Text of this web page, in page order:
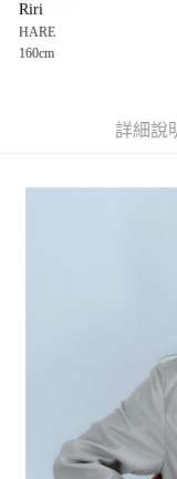
1.本服務由台灣大哥大提
2.付款方式選擇「大哥付
3.實際核准額度、可分
4.訂單成立30分鐘內，
1.分期款項不併入電信
2.透過簡訊連結打開帳
帳／街口支付／iPASS
1.本服務係由「台灣大
用戶於交易時，得透過
買賣價金債權讓與本公
2.基於同意付款使用「
資料（包含姓名、電話
由本公司與您本人進行
3.完整用戶服務條款，請
AFTEE先享後付
３．安心：先確認商品
【「AFTEE先享後付」結
１．於結帳方式選擇「
結帳頁面，進行簡訊認
２．訂單成立數日內，
３．收到繳費通知簡訊
ATM／網路銀行／等多
※ 請注意：結帳手續完
購買商品的店家。未經
後付繳納相關費用。
※ 交易是否成功請以「
是否繳費成功／繳費後
客戶支援中心」 https://
每筆NT$80，滿
每筆NT$80，滿
每筆NT$80，滿
每筆NT$80，滿
每筆NT$80，滿
Riri
HARE
160cm
詳細說